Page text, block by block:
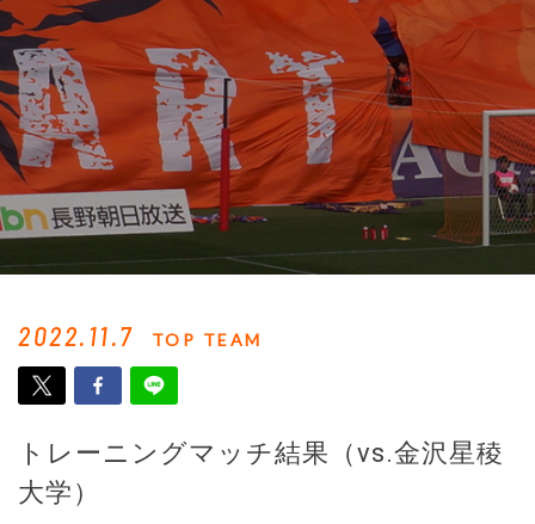
2022.11.7 TOP TEAM
トレーニングマッチ結果（vs.金沢星稜
大学）